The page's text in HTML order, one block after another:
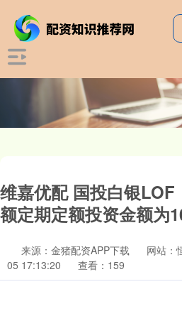
维嘉优配 国投白银
额定期定额投资金额为
来源：金猪配资APP下载 网站：
05 17:13:20
查看：159